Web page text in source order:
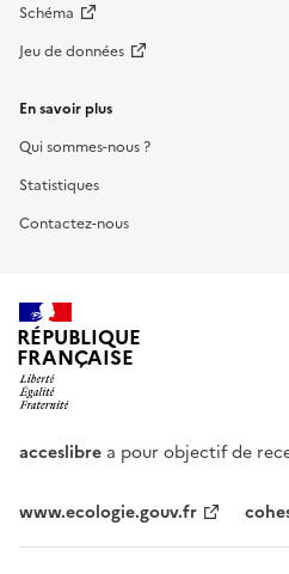
Schéma
Jeu de données
En savoir plus
Qui sommes-nous ?
Statistiques
Contactez-nous
RÉPUBLIQUE
FRANÇAISE
acceslibre a pour objectif de
www.ecologie.gouv.fr